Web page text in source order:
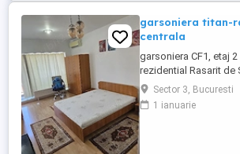
garsoniera titan-
centrala
garsoniera CF1, etaj
rezidential Rasarit de
Rebreanu 46- 58,
bloc 2010, 34m2-
utilata, masina de
Sector 3, Bucuresti
1 ianuarie